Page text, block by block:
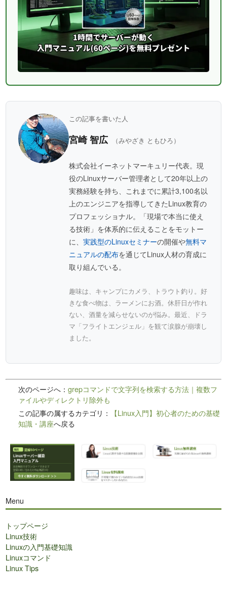
この記事を書いた人
宮崎 智広 （みやざき ともひろ）
株式会社イーネットマーキュリー代表。現
役のLinuxサーバー管理者として20年以上の
実務経験を持ち、これまでに累計3,100名以
上のエンジニアを指導してきたLinux教育の
プロフェッショナル。「現場で本当に使え
る技術」を体系的に伝えることをモットー
に、実践型のLinuxセミナーの開催や無料マ
ニュアルの配布を通じてLinux人材の育成に
取り組んでいる。
趣味は、キャンプにカメラ、トラウト釣り。好
きな食べ物は、ラーメンにお酒。休肝日が作れ
ない、酒量を減らせないのが悩み。最近、ドラ
マ「フライトエンジェル」を観て涙腺が崩壊し
ました。
次のページへ：grepコマンドで文字列を検索する方法｜複数フ
ァイルやディレクトリ除外も
この記事の属するカテゴリ：
【Linux入門】初心者のための基礎
知識・講座へ戻る
Menu
トップページ
Linux技術
Linuxの入門基礎知識
Linuxコマンド
Linux Tips